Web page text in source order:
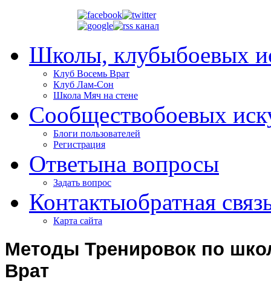
Школы, клубыбоевых
Клуб Восемь Врат
Клуб Лам-Сон
Школа Мяч на стене
Сообществобоевых
Блоги пользователей
Регистрация
Ответына вопросы
Задать вопрос
Контактыобратная
Карта сайта
Методы Тренировок по
Врат